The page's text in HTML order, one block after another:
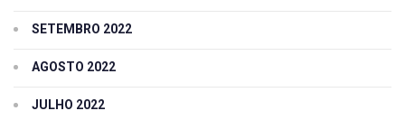
SETEMBRO 2022
AGOSTO 2022
JULHO 2022